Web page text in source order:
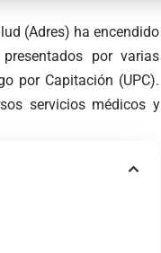
(Adres) ha encendido
por varias
por Capitación (UPC).
servicios médicos y